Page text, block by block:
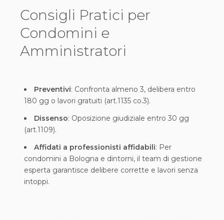
Consigli Pratici per
Condomini e
Amministratori
Preventivi: Confronta almeno 3, delibera entro
180 gg o lavori gratuiti (art.1135 co.3).
Dissenso: Oposizione giudiziale entro 30 gg
(art.1109).
Affidati a professionisti affidabili: Per
condomini a Bologna e dintorni, il team di gestione
esperta garantisce delibere corrette e lavori senza
intoppi.